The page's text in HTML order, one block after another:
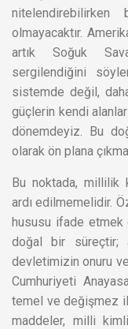
olmayacaktır.
artık Soğuk
sergilendiğini
sistemde değil,
güçlerin kendi
dönemdeyiz. Bu
olarak ön plana
Bu noktada, millilik
ardı edilmemelidir.
hususu ifade etmek
doğal bir süreçtir;
devletimizin onuru ve
Cumhuriyeti
temel ve değişmez
maddeler, milli